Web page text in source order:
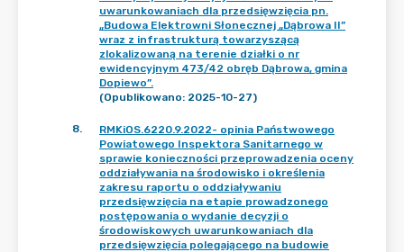
uwarunkowaniach dla przedsięwzięcia pn.
„Budowa Elektrowni Słonecznej „Dąbrowa II”
wraz z infrastrukturą towarzyszącą
zlokalizowaną na terenie działki o nr
ewidencyjnym 473/42 obręb Dąbrowa, gmina
Dopiewo”.
(Opublikowano: 2025-10-27)
8.
RMKiOS.6220.9.2022- opinia Państwowego
Powiatowego Inspektora Sanitarnego w
sprawie konieczności przeprowadzenia oceny
oddziaływania na środowisko i określenia
zakresu raportu o oddziaływaniu
przedsięwzięcia na etapie prowadzonego
postępowania o wydanie decyzji o
środowiskowych uwarunkowaniach dla
przedsięwzięcia polegającego na budowie